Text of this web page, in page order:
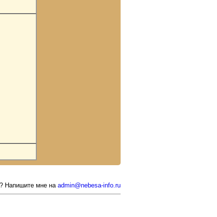
Напишите мне на admin@nebesa-info.ru